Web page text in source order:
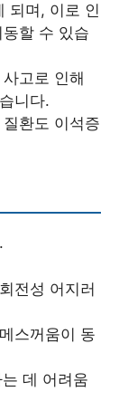
되며, 이로 인
할 수 있습
고로 인해
니다.
환도 이석증
전성 어지러
스꺼움이 동
데 어려움